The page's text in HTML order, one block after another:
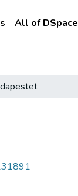
All of DSpace